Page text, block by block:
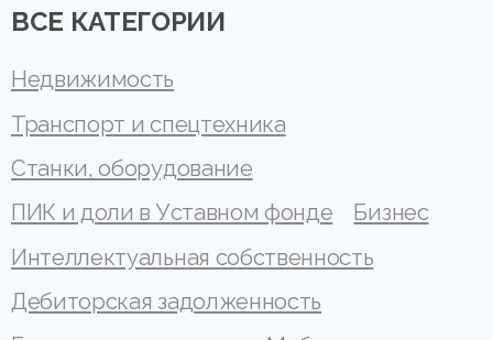
ВСЕ КАТЕГОРИИ
Недвижимость
Транспорт и спецтехника
Станки, оборудование
ПИК и доли в Уставном фонде
Бизнес
Интеллектуальная собственность
Дебиторская задолженность